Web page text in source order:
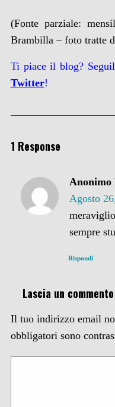
(Fonte parziale:
Brambilla – foto tratte
Ti piace il blog?
Twitter!
1 Response
Anonimo
Agosto
sempre
Rispondi
Lascia un commento
Il tuo indirizzo email
obbligatori sono